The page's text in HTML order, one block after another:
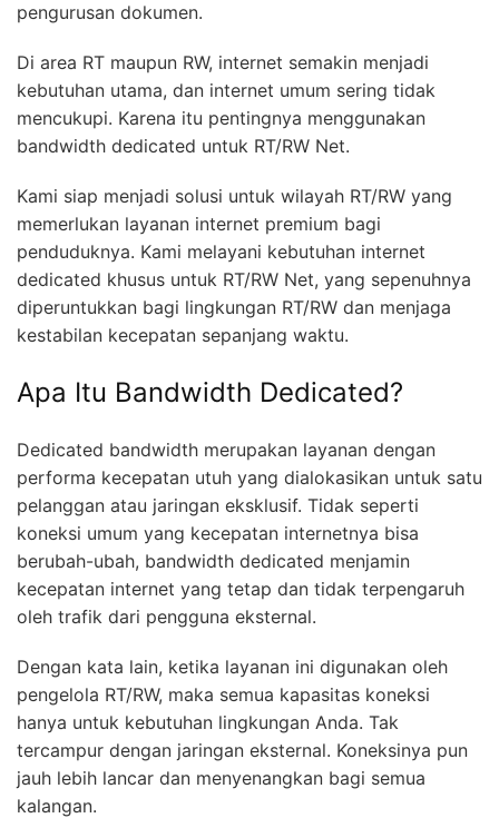
pengurusan dokumen.
Di area RT maupun RW, internet semakin menjadi
kebutuhan utama, dan internet umum sering tidak
mencukupi. Karena itu pentingnya menggunakan
bandwidth dedicated untuk RT/RW Net.
Kami siap menjadi solusi untuk wilayah RT/RW yang
memerlukan layanan internet premium bagi
penduduknya. Kami melayani kebutuhan internet
dedicated khusus untuk RT/RW Net, yang sepenuhnya
diperuntukkan bagi lingkungan RT/RW dan menjaga
kestabilan kecepatan sepanjang waktu.
Apa Itu Bandwidth Dedicated?
Dedicated bandwidth merupakan layanan dengan
performa kecepatan utuh yang dialokasikan untuk satu
pelanggan atau jaringan eksklusif. Tidak seperti
koneksi umum yang kecepatan internetnya bisa
berubah-ubah, bandwidth dedicated menjamin
kecepatan internet yang tetap dan tidak terpengaruh
oleh trafik dari pengguna eksternal.
Dengan kata lain, ketika layanan ini digunakan oleh
pengelola RT/RW, maka semua kapasitas koneksi
hanya untuk kebutuhan lingkungan Anda. Tak
tercampur dengan jaringan eksternal. Koneksinya pun
jauh lebih lancar dan menyenangkan bagi semua
kalangan.